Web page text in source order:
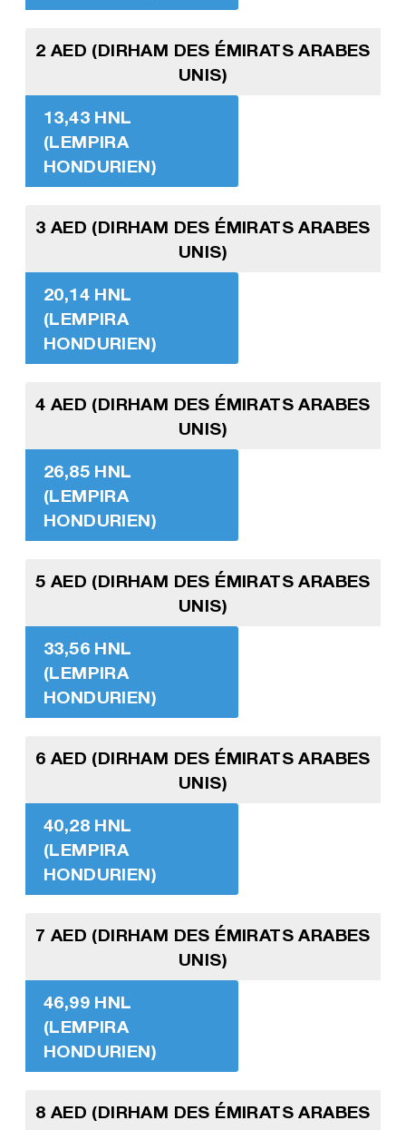
2 AED (DIRHAM DES ÉMIRATS ARABES
UNIS)
13,43 HNL
(LEMPIRA
HONDURIEN)
3 AED (DIRHAM DES ÉMIRATS ARABES
UNIS)
20,14 HNL
(LEMPIRA
HONDURIEN)
4 AED (DIRHAM DES ÉMIRATS ARABES
UNIS)
26,85 HNL
(LEMPIRA
HONDURIEN)
5 AED (DIRHAM DES ÉMIRATS ARABES
UNIS)
33,56 HNL
(LEMPIRA
HONDURIEN)
6 AED (DIRHAM DES ÉMIRATS ARABES
UNIS)
40,28 HNL
(LEMPIRA
HONDURIEN)
7 AED (DIRHAM DES ÉMIRATS ARABES
UNIS)
46,99 HNL
(LEMPIRA
HONDURIEN)
8 AED (DIRHAM DES ÉMIRATS ARABES